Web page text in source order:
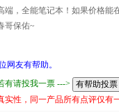
端，全能笔记本！如果价格能
哥保佑~
网友有帮助。
有请投我一票 --->
实性，同一产品所有点评仅有